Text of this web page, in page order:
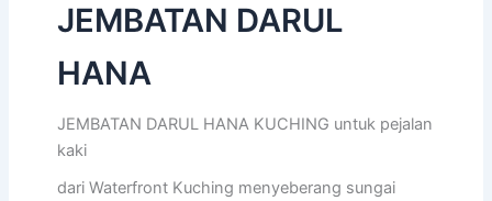
JEMBATAN DARUL
HANA
JEMBATAN DARUL HANA KUCHING untuk pejalan
kaki
dari Waterfront Kuching menyeberang sungai